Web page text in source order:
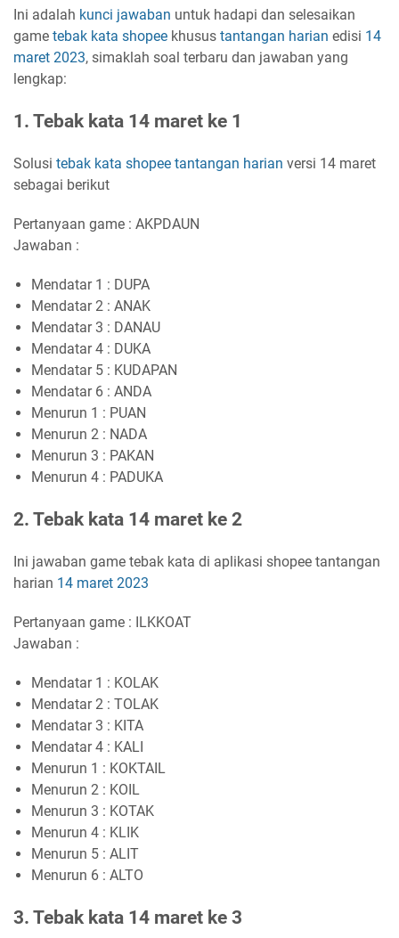
Ini adalah kunci jawaban untuk hadapi dan selesaikan
game tebak kata shopee khusus tantangan harian edisi 14
maret 2023, simaklah soal terbaru dan jawaban yang
lengkap:
1. Tebak kata 14 maret ke 1
Solusi tebak kata shopee tantangan harian versi 14 maret
sebagai berikut
Pertanyaan game : AKPDAUN
Jawaban :
Mendatar 1 : DUPA
Mendatar 2 : ANAK
Mendatar 3 : DANAU
Mendatar 4 : DUKA
Mendatar 5 : KUDAPAN
Mendatar 6 : ANDA
Menurun 1 : PUAN
Menurun 2 : NADA
Menurun 3 : PAKAN
Menurun 4 : PADUKA
2. Tebak kata 14 maret ke 2
Ini jawaban game tebak kata di aplikasi shopee tantangan
harian 14 maret 2023
Pertanyaan game : ILKKOAT
Jawaban :
Mendatar 1 : KOLAK
Mendatar 2 : TOLAK
Mendatar 3 : KITA
Mendatar 4 : KALI
Menurun 1 : KOKTAIL
Menurun 2 : KOIL
Menurun 3 : KOTAK
Menurun 4 : KLIK
Menurun 5 : ALIT
Menurun 6 : ALTO
3. Tebak kata 14 maret ke 3